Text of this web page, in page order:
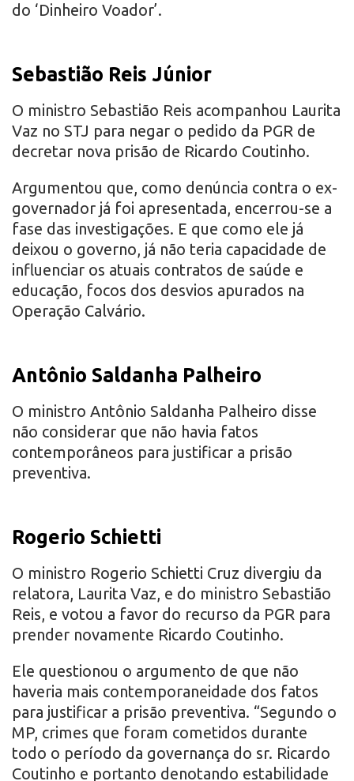
do ‘Dinheiro Voador’.
Sebastião Reis Júnior
O ministro Sebastião Reis acompanhou Laurita
Vaz no STJ para negar o pedido da PGR de
decretar nova prisão de Ricardo Coutinho.
Argumentou que, como denúncia contra o ex-
governador já foi apresentada, encerrou-se a
fase das investigações. E que como ele já
deixou o governo, já não teria capacidade de
influenciar os atuais contratos de saúde e
educação, focos dos desvios apurados na
Operação Calvário.
Antônio Saldanha Palheiro
O ministro Antônio Saldanha Palheiro disse
não considerar que não havia fatos
contemporâneos para justificar a prisão
preventiva.
Rogerio Schietti
O ministro Rogerio Schietti Cruz divergiu da
relatora, Laurita Vaz, e do ministro Sebastião
Reis, e votou a favor do recurso da PGR para
prender novamente Ricardo Coutinho.
Ele questionou o argumento de que não
haveria mais contemporaneidade dos fatos
para justificar a prisão preventiva. “Segundo o
MP, crimes que foram cometidos durante
todo o período da governança do sr. Ricardo
Coutinho e portanto denotando estabilidade